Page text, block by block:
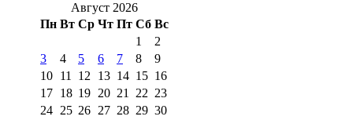
Август 2026
Пн Вт Ср Чт Пт Сб Вс
1
2
3
4 5 6 7 8
9
10 11 12 13 14 15 16
17 18 19 20 21 22 23
24 25 26 27 28 29 30